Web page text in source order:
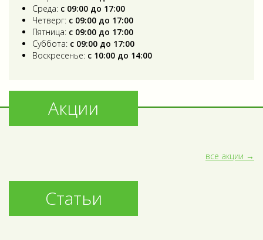
Среда: с 09:00 до 17:00
Четверг: с 09:00 до 17:00
Пятница: с 09:00 до 17:00
Суббота: с 09:00 до 17:00
Воскресенье: с 10:00 до 14:00
Акции
все акции
Статьи